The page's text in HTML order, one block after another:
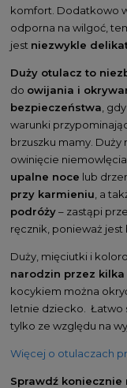
komfort. Dodatkowo
odporna na wilgoć,
jest niezwykle
Duży otulacz to
do owijania i
bezpieczeństwa ,
warunki
brzuszku mamy.
owinięcie
upalne noce lub
przy karmieniu , a
podróży– zastąpi
ręcznik, ponieważ jest
Duży, mięciutki i
narodzin przez
kocykiem można
letnie dziecko. Łatwo
tylko ze względu na
Więcej o otulaczach
Sprawdź